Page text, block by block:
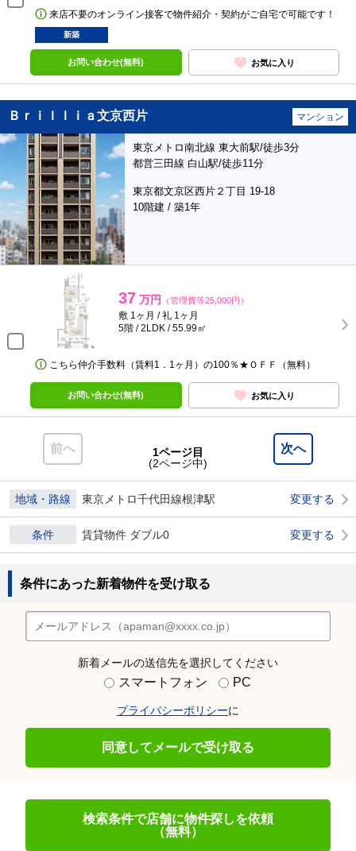
来店不要のオンライン接客で物件紹介・契約がご自宅で可能です！
新築
お問い合わせ(無料) お気に入り
Ｂｒｉｌｌｉａ文京西片 マンション
東京メトロ南北線 東大前駅/徒歩3分
都営三田線 白山駅/徒歩11分
東京都文京区西片２丁目 19-18
10階建 / 築1年
37 万円 （管理費等25,000円）
敷 1ヶ月 / 礼 1ヶ月
5階 / 2LDK / 55.99㎡
こちら仲介手数料（賃料1．1ヶ月）の100％★ＯＦＦ（無料）
お問い合わせ(無料) お気に入り
前へ 次へ
1ページ目
(2ページ中)
地域・路線 東京メトロ千代田線根津駅 変更する
条件 賃貸物件 ダブル0 変更する
条件にあった新着物件を受け取る
新着メールの送信先を選択してください
スマートフォン PC
プライバシーポリシーに
同意してメールで受け取る
検索条件で店舗に物件探しを依頼
（無料）